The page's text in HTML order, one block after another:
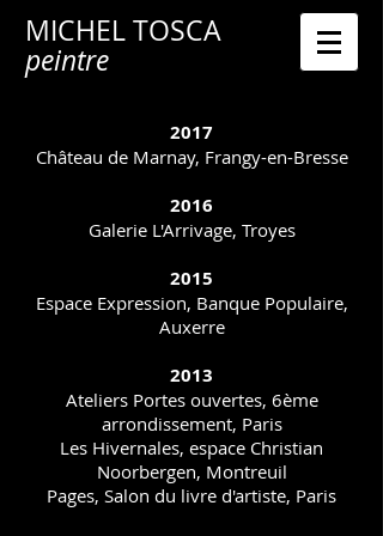
MICHEL TOSCA
peintre
2017
Château de Marnay, Frangy-en-Bresse
2016
Galerie L'Arrivage, Troyes
2015
Espace Expression, Banque Populaire,
Auxerre
2013
Ateliers Portes ouvertes, 6ème
arrondissement, Paris
Les Hivernales, espace Christian
Noorbergen, Montreuil
Pages, Salon du livre d'artiste, Paris